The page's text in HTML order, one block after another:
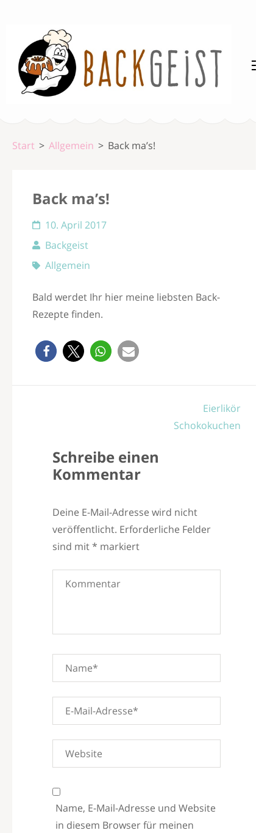
springen
(Enter
drücken)
Start > Allgemein > Back ma’s!
Back ma’s!
10. April 2017
Backgeist
Allgemein
Bald werdet Ihr hier meine liebsten Back-
Rezepte finden.
Eierlikör
Schokokuchen
Schreibe einen
Kommentar
Deine E-Mail-Adresse wird nicht
veröffentlicht. Erforderliche Felder
sind mit* markiert
Name, E-Mail-Adresse und Website
in diesem Browser für meinen